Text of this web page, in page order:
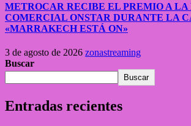
METROCAR RECIBE EL PREMIO A
COMERCIAL ONSTAR DURANTE LA
«MARRAKECH ESTÁ ON»
3 de agosto de 2026 zonastreaming
Buscar
Buscar
Entradas recientes